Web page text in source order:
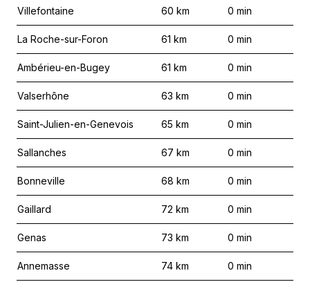
Villefontaine 60 km 0 min
La Roche-sur-Foron 61 km 0 min
Ambérieu-en-Bugey 61 km 0 min
Valserhône 63 km 0 min
Saint-Julien-en-Genevois 65 km 0 min
Sallanches 67 km 0 min
Bonneville 68 km 0 min
Gaillard 72 km 0 min
Genas 73 km 0 min
Annemasse 74 km 0 min